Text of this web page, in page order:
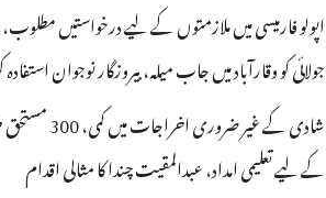
جولائی کو وقارآباد میں جاب میلہ، بیروزگار نوجوان
شادی کے غیر ضروری اخراجات
کے لیے تعلیمی امداد، عبدالمقیت چندا کا مثالی اقدام